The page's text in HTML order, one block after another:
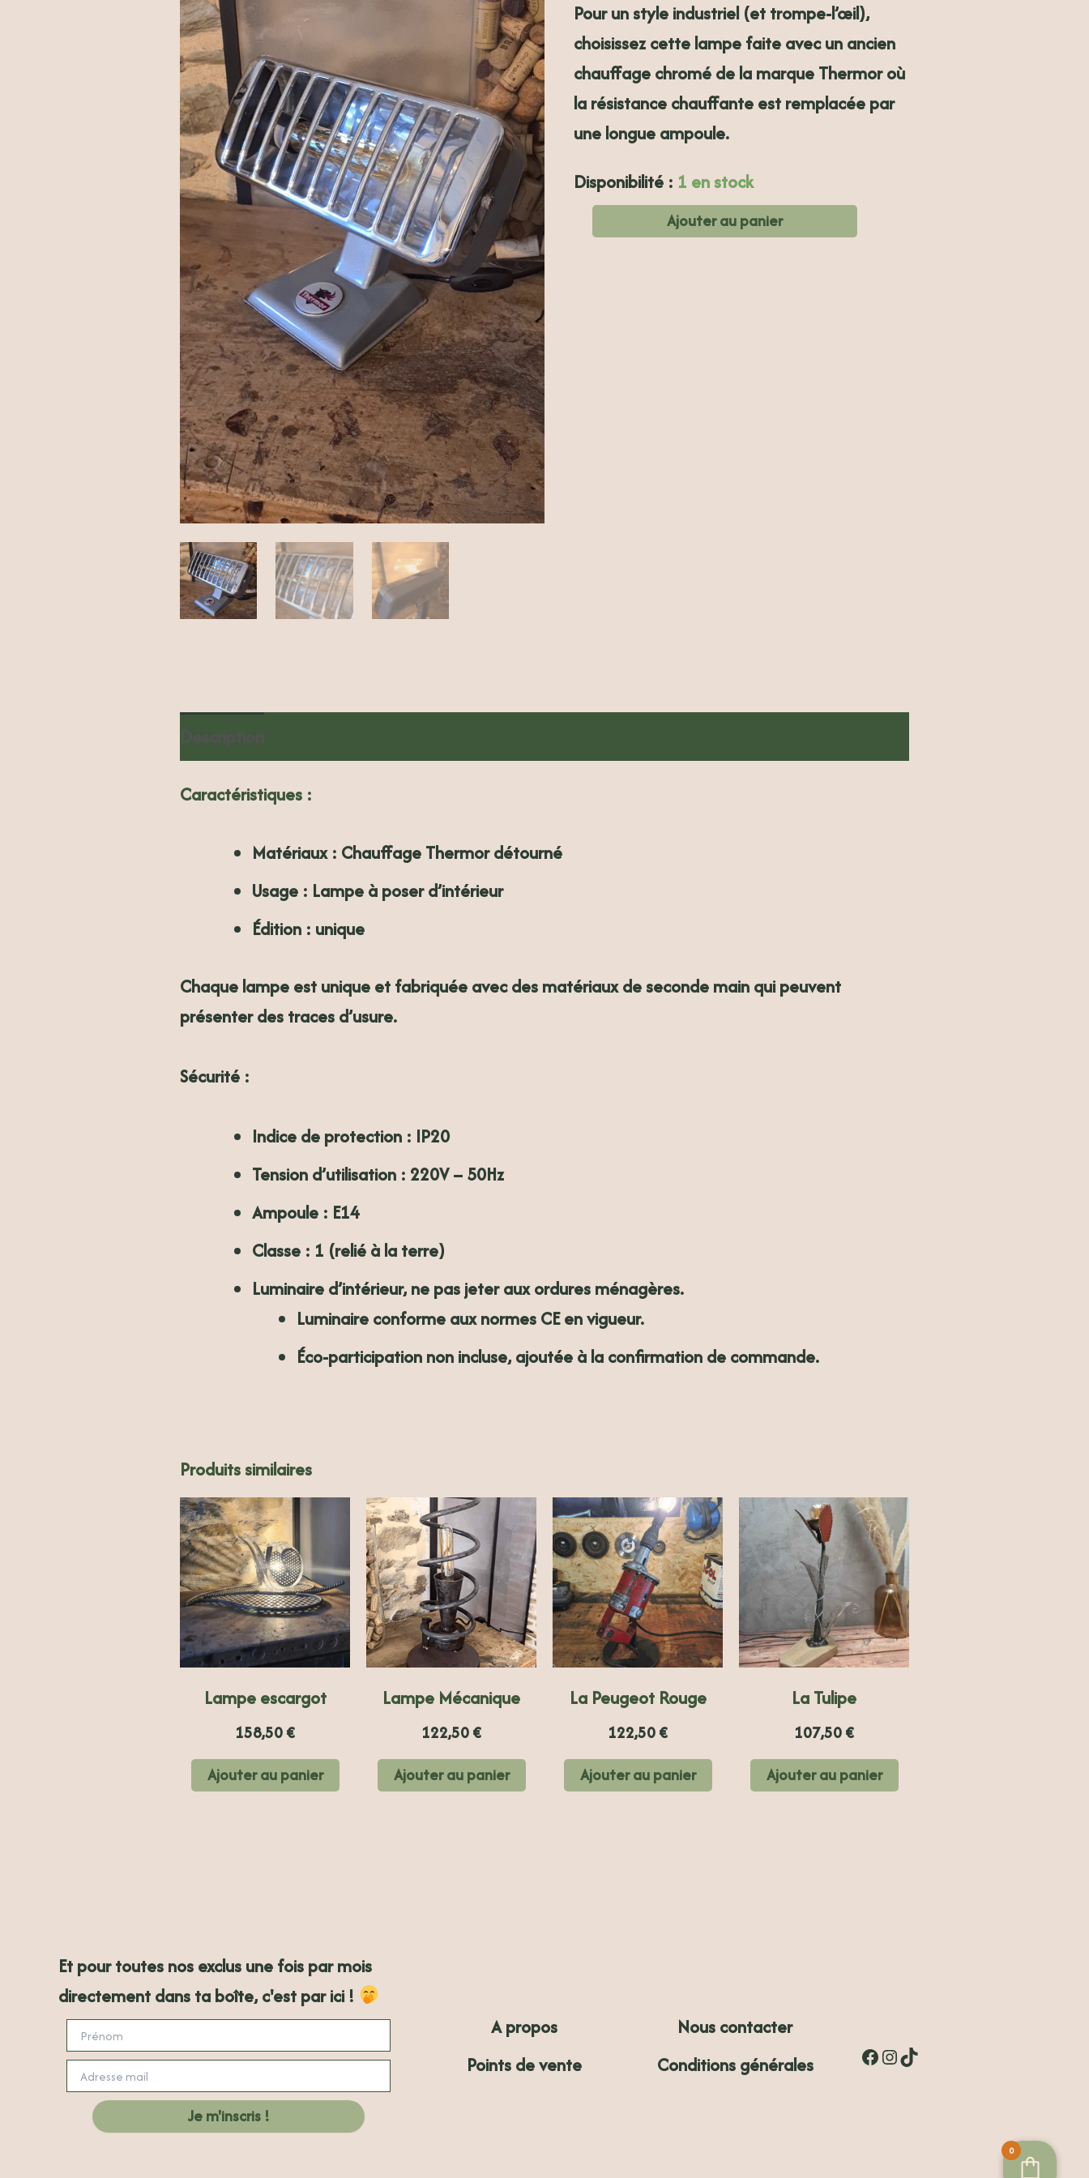
Pour un style industriel (et trompe-l’œil),
choisissez cette lampe faite avec un ancien
chauffage chromé de la marque Thermor où
la résistance chauffante est remplacée par
une longue ampoule.
Disponibilité : 1 en stock
Ajouter au panier
Description
Caractéristiques :
Matériaux : Chauffage Thermor détourné
Usage : Lampe à poser d’intérieur
Édition : unique
Chaque lampe est unique et fabriquée avec des matériaux de seconde main qui peuvent
présenter des traces d’usure.
Sécurité :
Indice de protection : IP20
Tension d’utilisation : 220V – 50Hz
Ampoule : E14
Classe : 1 (relié à la terre)
Luminaire d’intérieur, ne pas jeter aux ordures ménagères.
Luminaire conforme aux normes CE en vigueur.
Éco-participation non incluse, ajoutée à la confirmation de commande.
Produits similaires
Lampe escargot
158,50€
Ajouter au panier
Lampe Mécanique
122,50€
Ajouter au panier
La Peugeot Rouge
122,50€
Ajouter au panier
La Tulipe
107,50€
Ajouter au panier
Et pour toutes nos exclus une fois par mois
directement dans ta boîte, c'est par ici !
A propos
Points de vente
Nous contacter
Conditions générales
0